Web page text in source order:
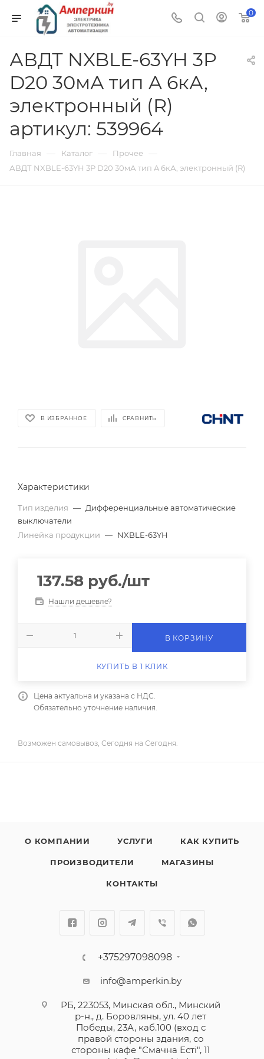
0
АВДТ NXBLE-63YH 3P
D20 30мА тип A 6кА,
электронный (R)
артикул: 539964
Главная — Каталог — Прочее —
АВДТ NXBLE-63YH 3P D20 30мА тип A 6кА, электронный (R)
В ИЗБРАННОЕ СРАВНИТЬ
Характеристики
Тип изделия — Дифференциальные автоматические
выключатели
Линейка продукции — NXBLE-63YH
137.58 руб./шт
Нашли дешевле?
В КОРЗИНУ
КУПИТЬ В 1 КЛИК
Цена актуальна и указана с НДС.
Обязательно уточнение наличия.
Возможен самовывоз, Сегодня на Сегодня.
О КОМПАНИИ УСЛУГИ КАК КУПИТЬ
ПРОИЗВОДИТЕЛИ МАГАЗИНЫ
КОНТАКТЫ
+375297098098
info@amperkin.by
РБ, 223053, Минская обл., Минский
р-н., д. Боровляны, ул. 40 лет
Победы, 23А, каб.100 (вход с
правой стороны здания, со
стороны кафе "Смачна Естi", 11